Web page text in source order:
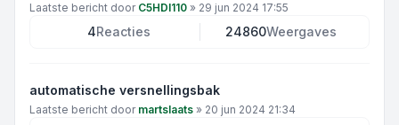
Laatste bericht door C5HDI110 » 29 jun 2024 17:55
4Reacties 24860Weergaves
automatische versnellingsbak
Laatste bericht door martslaats » 20 jun 2024 21:34